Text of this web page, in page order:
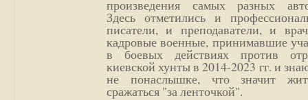
произведения самых разных
Здесь отметились и
писатели, и преподаватели, и
кадровые военные, принимавшие
в боевых действиях против
киевской хунты в 2014-2023 гг. и
не понаслышке, что значит
сражаться "за ленточкой".